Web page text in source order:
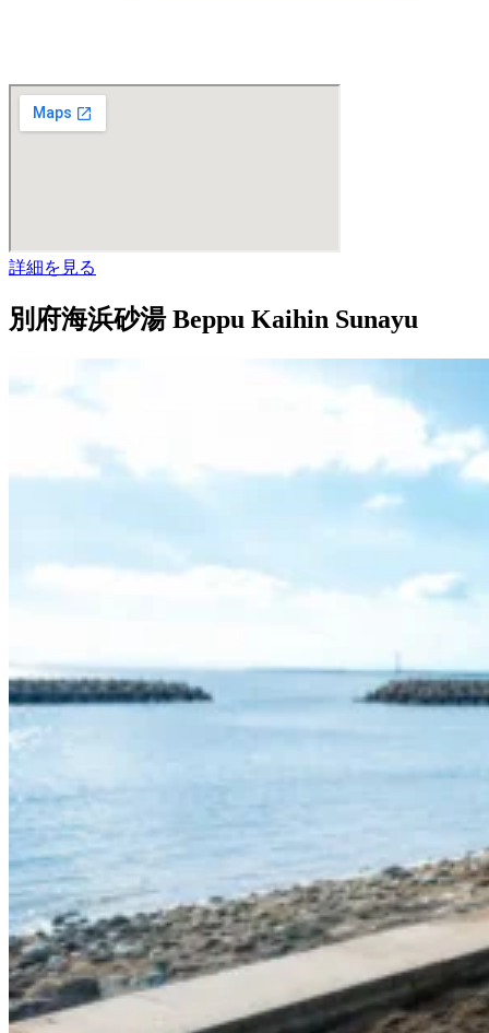
詳細を見る
別府海浜砂湯 Beppu Kaihin Sunayu